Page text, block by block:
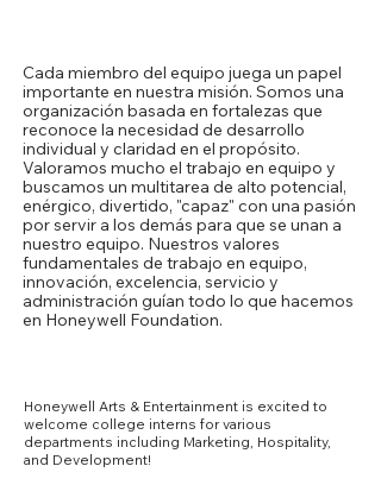
Cada miembro del equipo juega un papel
importante en nuestra misión. Somos una
organización basada en fortalezas que
reconoce la necesidad de desarrollo
individual y claridad en el propósito.
Valoramos mucho el trabajo en equipo y
buscamos un multitarea de alto potencial,
enérgico, divertido, "capaz" con una pasión
por servir a los demás para que se unan a
nuestro equipo. Nuestros valores
fundamentales de trabajo en equipo,
innovación, excelencia, servicio y
administración guían todo lo que hacemos
en Honeywell Foundation.
Honeywell Arts & Entertainment is excited to
welcome college interns for various
departments including Marketing, Hospitality,
and Development!